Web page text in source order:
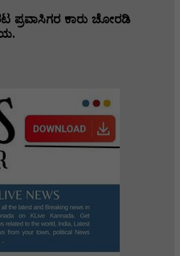
ಪ್ರವಾಸಿಗರ ಕಾರು ಚೋರಡಿ